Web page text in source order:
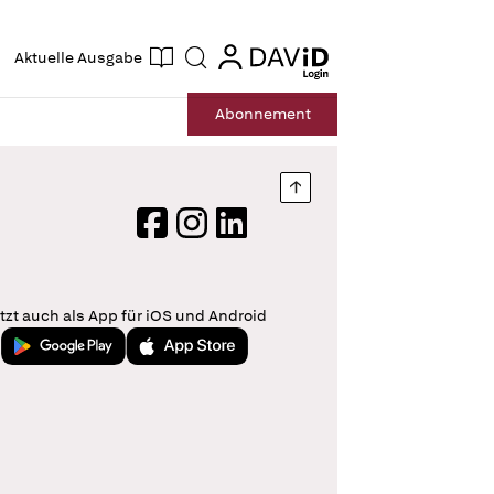
Aktuelle Ausgabe Suche login
login
Abonnement
Nach oben springen
FacebookInstagram
LinkedIn
auch als App für iOS und Android
Jetzt bei Google PlayLaden im App Store